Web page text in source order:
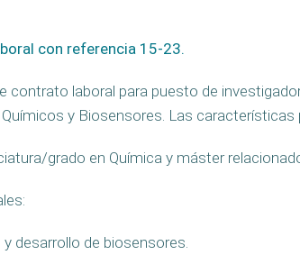
con referencia 15-23.
contrato laboral para puesto de
y Biosensores. Las
grado en Química y máster
y desarrollo de biosensores.